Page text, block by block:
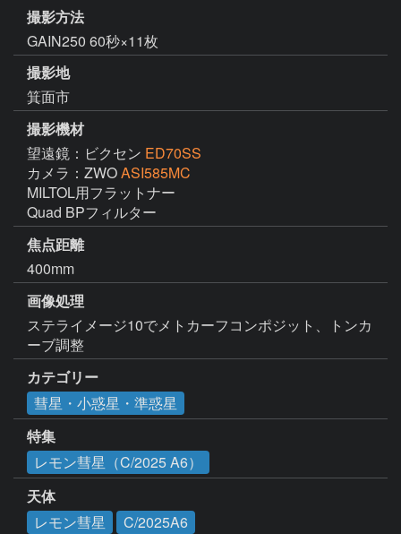
撮影方法
GAIN250 60秒×11枚
撮影地
箕面市
撮影機材
望遠鏡：ビクセン ED70SS
カメラ：ZWOASI585MC
MILTOL用フラットナー
Quad BPフィルター
焦点距離
400mm
画像処理
ステライメージ10でメトカーフコンポジット、トンカ
ーブ調整
カテゴリー
彗星・小惑星・準惑星
特集
レモン彗星（C/2025 A6）
天体
レモン彗星
C/2025A6